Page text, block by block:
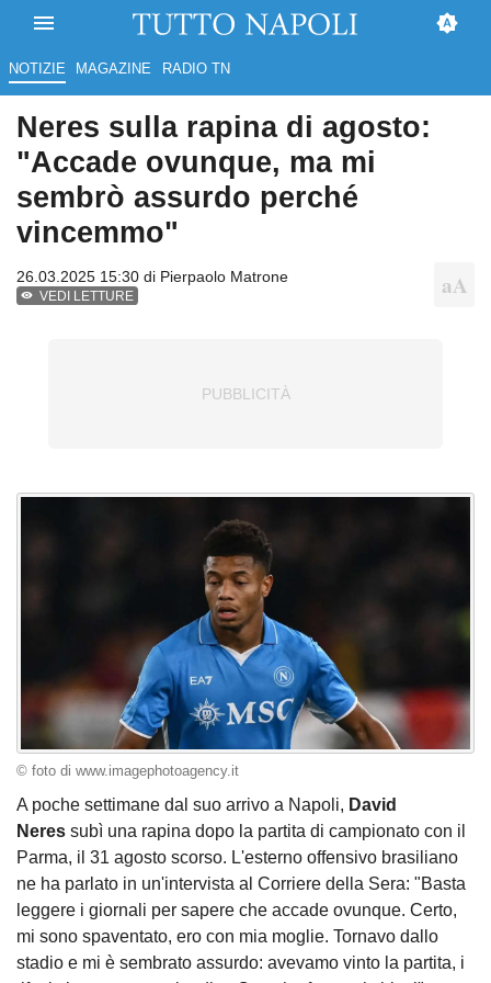
NOTIZIE MAGAZINE RADIO TN
Neres sulla rapina di agosto:
"Accade ovunque, ma mi
sembrò assurdo perché
vincemmo"
26.03.2025 15:30 di Pierpaolo Matrone
VEDI LETTURE
© foto di www.imagephotoagency.it
A poche settimane dal suo arrivo a Napoli, David
Neres subì una rapina dopo la partita di campionato con il
Parma, il 31 agosto scorso. L'esterno offensivo brasiliano
ne ha parlato in un'intervista al Corriere della Sera: "Basta
leggere i giornali per sapere che accade ovunque. Certo,
mi sono spaventato, ero con mia moglie. Tornavo dallo
stadio e mi è sembrato assurdo: avevamo vinto la partita, i